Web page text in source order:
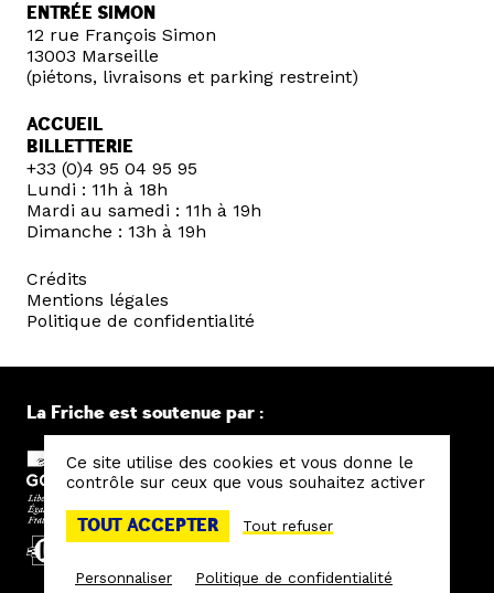
ENTRÉE SIMON
12 rue François Simon
13003 Marseille
(piétons, livraisons et parking restreint)
ACCUEIL
BILLETTERIE
+33 (0)4 95 04 95 95
Lundi : 11h à 18h
Mardi au samedi : 11h à 19h
Dimanche : 13h à 19h
Crédits
Mentions légales
Politique de confidentialité
La Friche est soutenue par :
Ce site utilise des cookies et vous donne le
contrôle sur ceux que vous souhaitez activer
TOUT ACCEPTER Tout refuser
Personnaliser Politique de confidentialité